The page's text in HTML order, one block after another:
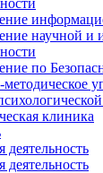
научной и
по
клиника
деятельность
деятельность